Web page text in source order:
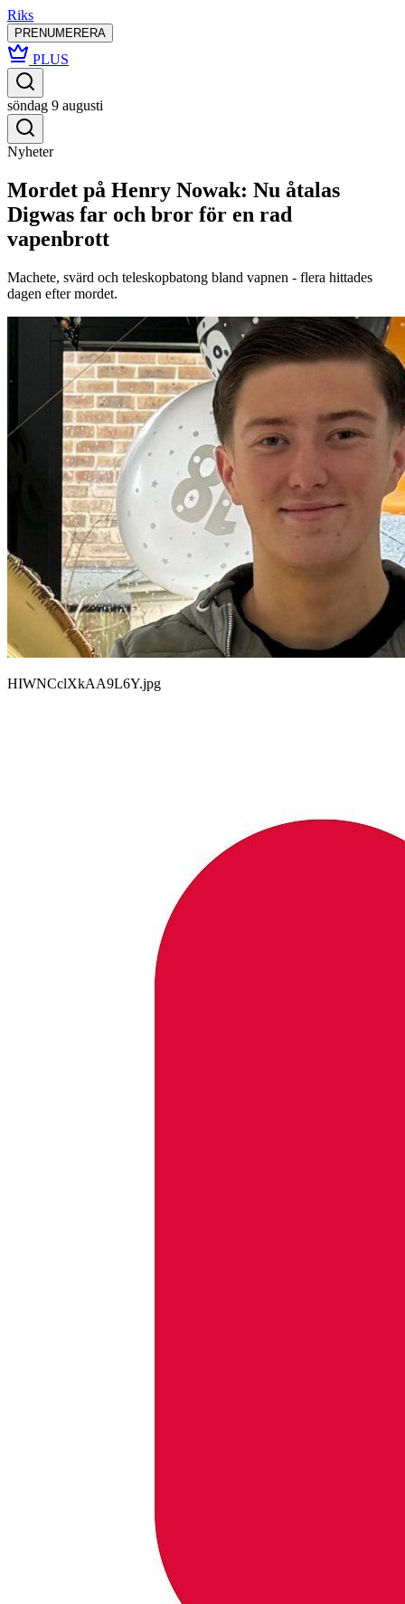
Riks
PRENUMERERA
PLUS
söndag 9 augusti
Nyheter
Mordet på Henry Nowak: Nu åtalas
Digwas far och bror för en rad
vapenbrott
Machete, svärd och teleskopbatong bland vapnen - flera hittades
dagen efter mordet.
HIWNCclXkAA9L6Y.jpg